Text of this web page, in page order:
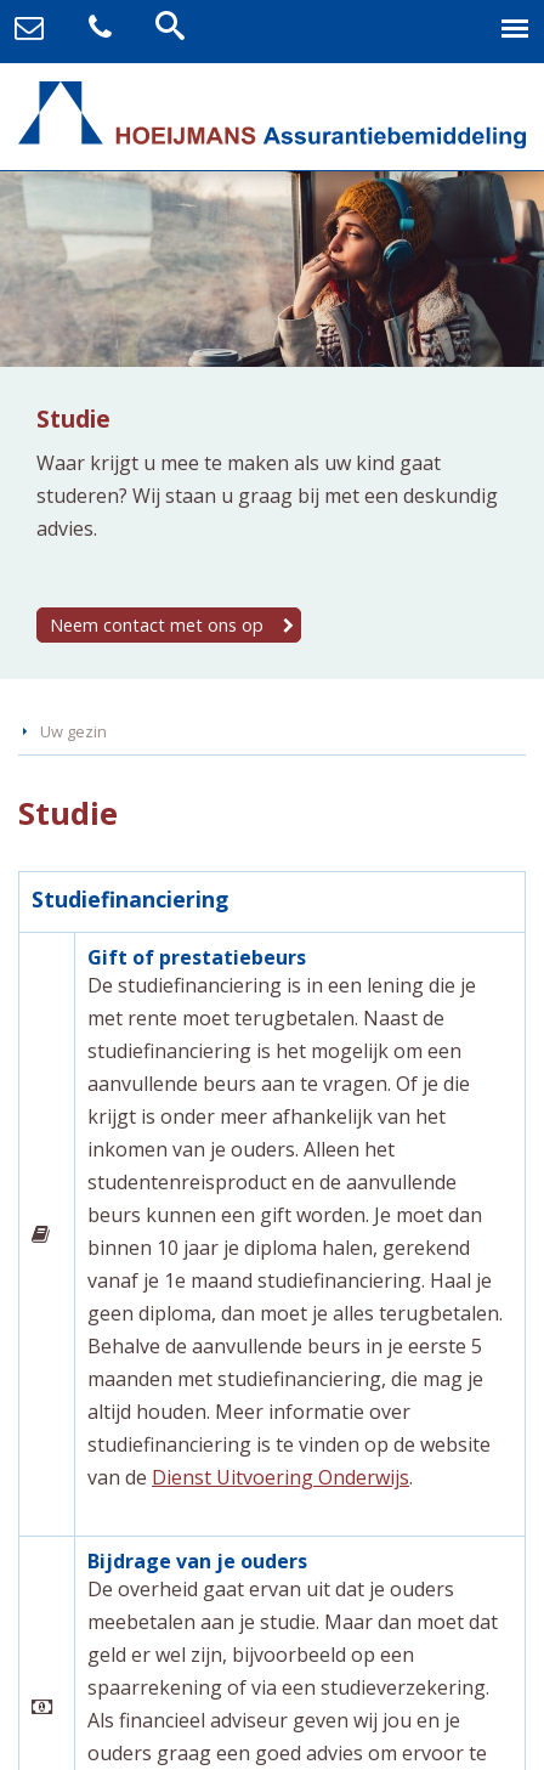
Studie
Waar krijgt u mee te maken als uw kind gaat
studeren? Wij staan u graag bij met een deskundig
advies.
Neem contact met ons op
Uw gezin
Studie
Studiefinanciering
Gift of prestatiebeurs
De studiefinanciering is in een lening die je
met rente moet terugbetalen. Naast de
studiefinanciering is het mogelijk om een
aanvullende beurs aan te vragen. Of je die
krijgt is onder meer afhankelijk van het
inkomen van je ouders. Alleen het
studentenreisproduct en de aanvullende
beurs kunnen een gift worden. Je moet dan
binnen 10 jaar je diploma halen, gerekend
vanaf je 1e maand studiefinanciering. Haal je
geen diploma, dan moet je alles terugbetalen.
Behalve de aanvullende beurs in je eerste 5
maanden met studiefinanciering, die mag je
altijd houden. Meer informatie over
studiefinanciering is te vinden op de website
van de Dienst Uitvoering Onderwijs.
Bijdrage van je ouders
De overheid gaat ervan uit dat je ouders
meebetalen aan je studie. Maar dan moet dat
geld er wel zijn, bijvoorbeeld op een
spaarrekening of via een studieverzekering.
Als financieel adviseur geven wij jou en je
ouders graag een goed advies om ervoor te